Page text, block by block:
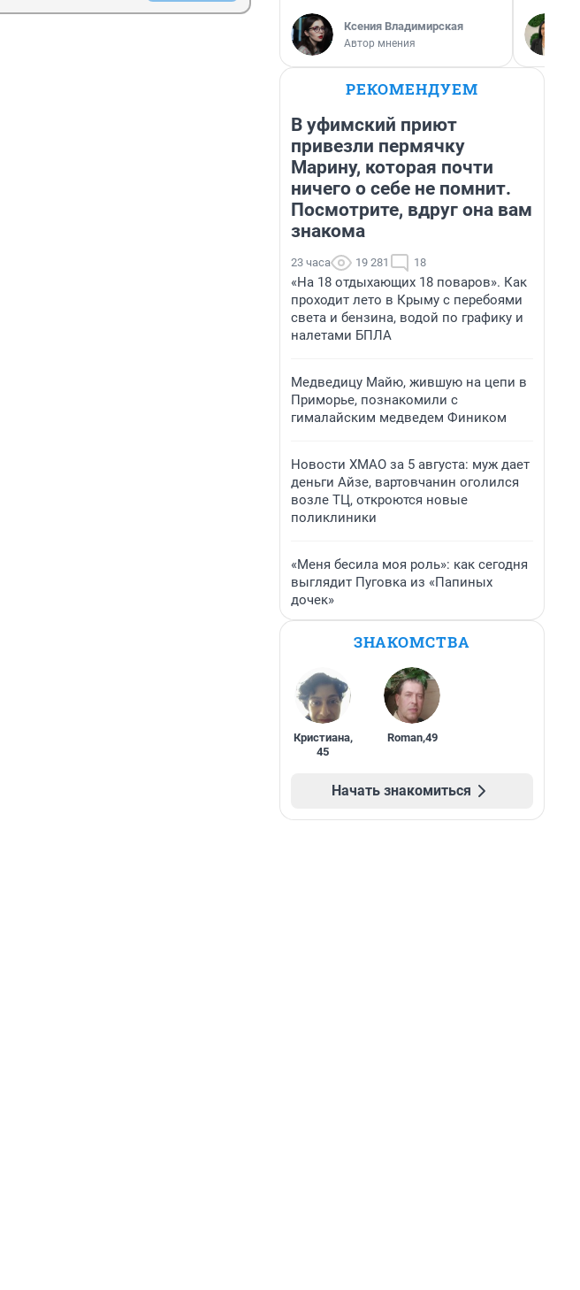
Ксения Владимирская
Автор мнения
РЕКОМЕНДУЕМ
В уфимский приют
привезли пермячку
Марину, которая почти
ничего о себе не помнит.
Посмотрите, вдруг она вам
знакома
23 часа 19 281 18
«На 18 отдыхающих 18 поваров». Как
проходит лето в Крыму с перебоями
света и бензина, водой по графику и
налетами БПЛА
Медведицу Майю, жившую на цепи в
Приморье, познакомили с
гималайским медведем Фиником
Новости ХМАО за 5 августа: муж дает
деньги Айзе, вартовчанин оголился
возле ТЦ, откроются новые
поликлиники
«Меня бесила моя роль»: как сегодня
выглядит Пуговка из «Папиных
дочек»
ЗНАКОМСТВА
Кристиана,
45
Roman,49
Начать знакомиться